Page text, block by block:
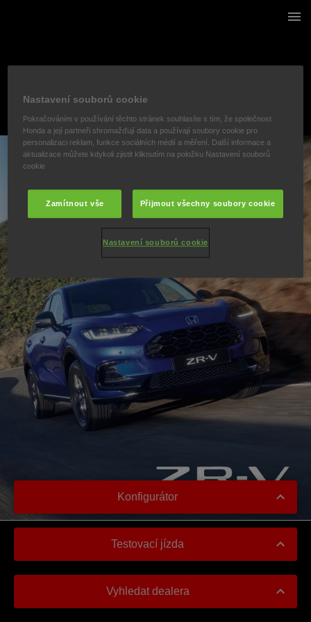
Nastavení souborů cookie
Pokračováním v používání těchto stránek souhlasíte s tím, že společnost
Honda a její partneři shromažďují data a používají soubory cookie pro
personalizaci reklam, funkce sociálních médií a měření. Další informace a
aktualizace můžete kdykoli zjistit kliknutím na položku Nastavení souborů
cookie
Zamítnout vše Přijmout všechny soubory cookie
Nastavení souborů cookie
Testovací jízda
Vyhledat dealera